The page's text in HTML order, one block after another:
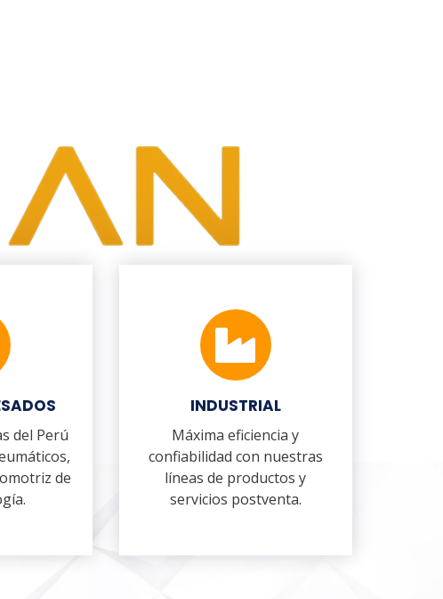
del Perú
de
INDUSTRIAL
Máxima eficiencia y
confiabilidad con nuestras
líneas de productos y
servicios postventa.